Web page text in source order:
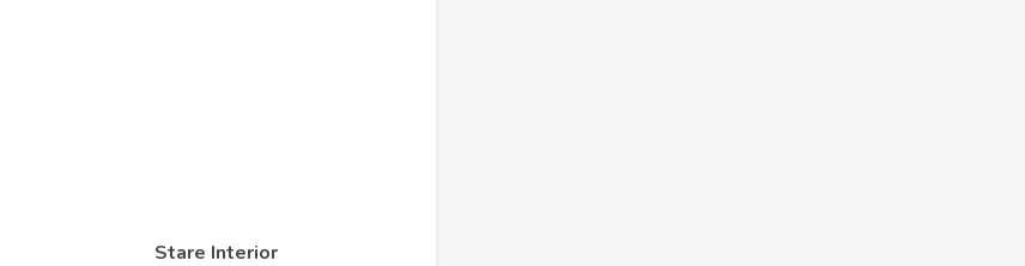
Stare Interior